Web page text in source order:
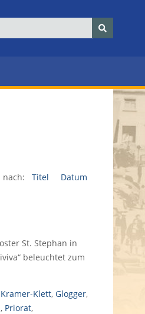
nach: Titel Datum
St. Stephan in
beleuchtet zum
Klett, Glogger,
, Priorat,